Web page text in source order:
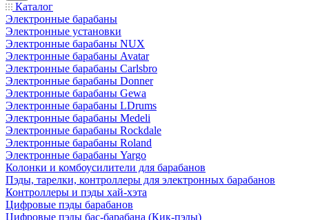
Каталог
Электронные барабаны
Электронные установки
Электронные барабаны NUX
Электронные барабаны Avatar
Электронные барабаны Carlsbro
Электронные барабаны Donner
Электронные барабаны Gewa
Электронные барабаны LDrums
Электронные барабаны Medeli
Электронные барабаны Rockdale
Электронные барабаны Roland
Электронные барабаны Yargo
Колонки и комбоусилители для барабанов
Пэды, тарелки, контроллеры для электронных барабанов
Контроллеры и пэды хай-хэта
Цифровые пэды барабанов
Цифровые пэды бас-барабана (Кик-пэды)